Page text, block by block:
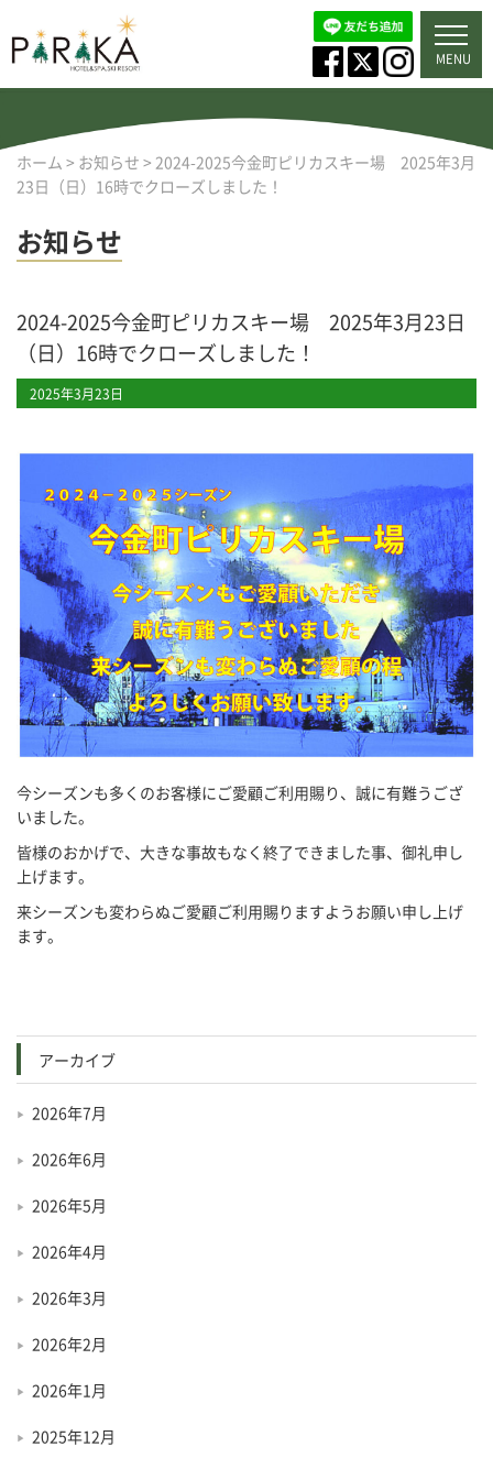
MENU
ホーム > お知らせ > 2024-2025今金町ピリカスキー場 2025年3月
23日（日）16時でクローズしました！
お知らせ
2024-2025今金町ピリカスキー場 2025年3月23日
（日）16時でクローズしました！
2025年3月23日
今シーズンも多くのお客様にご愛顧ご利用賜り、誠に有難うござ
いました。
皆様のおかげで、大きな事故もなく終了できました事、御礼申し
上げます。
来シーズンも変わらぬご愛顧ご利用賜りますようお願い申し上げ
ます。
アーカイブ
2026年7月
2026年6月
2026年5月
2026年4月
2026年3月
2026年2月
2026年1月
2025年12月